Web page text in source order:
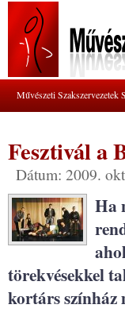
Művészeti Szakszervezetek
Fesztivál a
Dátum: 2009.
Ha
törekvésekkel
kortárs színház